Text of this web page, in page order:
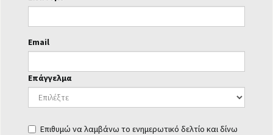
Email
Επάγγελμα
Επιθυμώ να λαμβάνω το ενημερωτικό δελτίο και δίνω